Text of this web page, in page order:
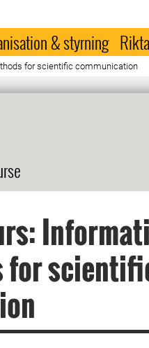
& styrning
for scientific communication
for